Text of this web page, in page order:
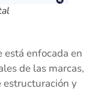
está enfocada en
de las marcas,
estructuración y